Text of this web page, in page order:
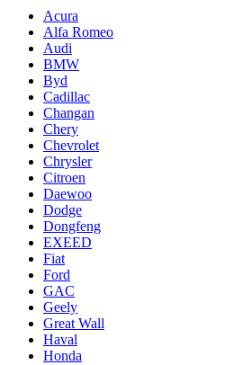
Acura
Alfa Romeo
Audi
BMW
Byd
Cadillac
Changan
Chery
Chevrolet
Chrysler
Citroen
Daewoo
Dodge
Dongfeng
EXEED
Fiat
Ford
GAC
Geely
Great Wall
Haval
Honda